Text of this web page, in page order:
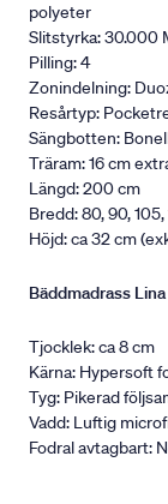
polyeter
Slitstyrka: 30.000
Pilling: 4
Zonindelning:
Resårtyp:
Sängbotten:
Träram: 16 cm
Längd: 200 cm
Bredd: 80, 90,
Höjd: ca 32 cm
Bäddmadrass
Tjocklek: ca 8 cm
Kärna: Hypersoft
Tyg: Pikerad
Vadd: Luftig
Fodral avtagbart: